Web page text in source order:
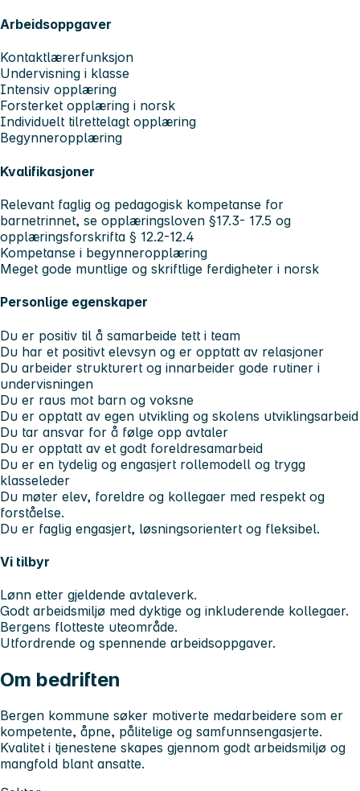
Arbeidsoppgaver
Kontaktlærerfunksjon
Undervisning i klasse
Intensiv opplæring
Forsterket opplæring i norsk
Individuelt tilrettelagt opplæring
Begynneropplæring
Kvalifikasjoner
Relevant faglig og pedagogisk kompetanse for
barnetrinnet, se opplæringsloven §17.3- 17.5 og
opplæringsforskrifta § 12.2-12.4
Kompetanse i begynneropplæring
Meget gode muntlige og skriftlige ferdigheter i norsk
Personlige egenskaper
Du er positiv til å samarbeide tett i team
Du har et positivt elevsyn og er opptatt av relasjoner
Du arbeider strukturert og innarbeider gode rutiner i
undervisningen
Du er raus mot barn og voksne
Du er opptatt av egen utvikling og skolens utviklingsarbeid
Du tar ansvar for å følge opp avtaler
Du er opptatt av et godt foreldresamarbeid
Du er en tydelig og engasjert rollemodell og trygg
klasseleder
Du møter elev, foreldre og kollegaer med respekt og
forståelse.
Du er faglig engasjert, løsningsorientert og fleksibel.
Vi tilbyr
Lønn etter gjeldende avtaleverk.
Godt arbeidsmiljø med dyktige og inkluderende kollegaer.
Bergens flotteste uteområde.
Utfordrende og spennende arbeidsoppgaver.
Om bedriften
Bergen kommune søker motiverte medarbeidere som er
kompetente, åpne, pålitelige og samfunnsengasjerte.
Kvalitet i tjenestene skapes gjennom godt arbeidsmiljø og
mangfold blant ansatte.